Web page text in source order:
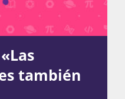
también